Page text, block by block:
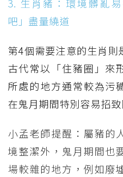
3. 生肖豬：環境髒亂
吧」盡量繞道
第4個需要注意的生肖則
古代常以「住豬圈」來
所處的地方通常較為污
在鬼月期間特別容易招致
小孟老師提醒：屬豬的
境整潔外，鬼月期間也
場較雜的地方，例如廢